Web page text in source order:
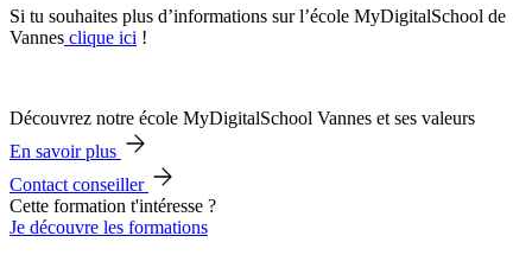
Si tu souhaites plus d’informations sur l’école MyDigitalSchool de
Vannes clique ici !
Découvrez notre école MyDigitalSchool Vannes et ses valeurs
En savoir plus
Contact conseiller
Cette formation t'intéresse ?
Je découvre les formations